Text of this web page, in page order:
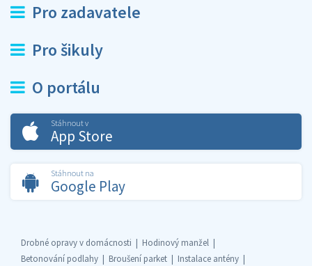
Pro zadavatele
Pro šikuly
O portálu
Stáhnout v
App Store
Stáhnout na
Google Play
Drobné opravy v domácnosti
Hodinový manžel
Betonování podlahy
Broušení parket
Instalace antény